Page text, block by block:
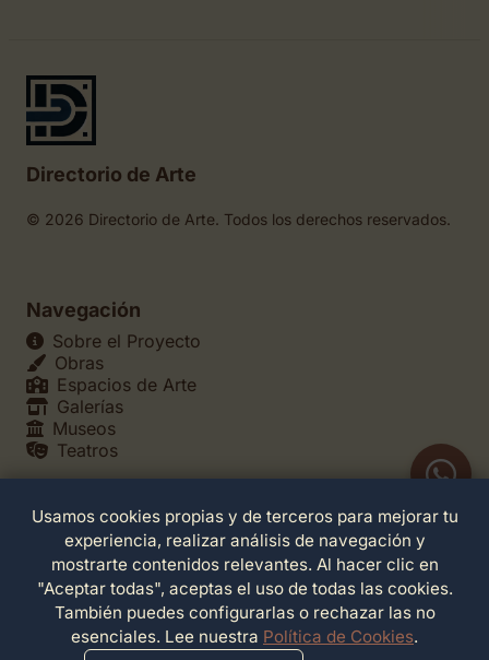
Directorio de Arte
© 2026 Directorio de Arte. Todos los derechos reservados.
Navegación
Sobre el Proyecto
Obras
Espacios de Arte
Galerías
Museos
Teatros
Legales
Política de Privacidad
Política de Cookies
Configuración de Cookies
Términos de Servicio
Contacto
Usamos cookies propias y de terceros para mejorar tu
experiencia, realizar análisis de navegación y
mostrarte contenidos relevantes. Al hacer clic en
"Aceptar todas", aceptas el uso de todas las cookies.
También puedes configurarlas o rechazar las no
esenciales. Lee nuestra Política de Cookies.